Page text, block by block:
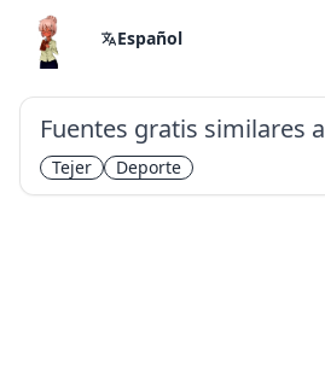
Español
Fuentes gratis similares a
Tejer Deporte